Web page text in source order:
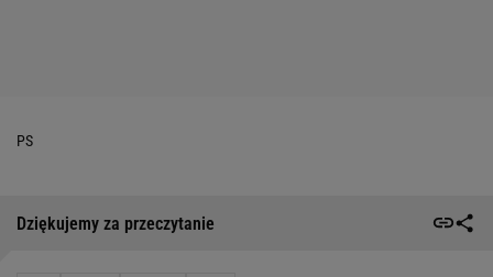
PS
Dziękujemy za przeczytanie